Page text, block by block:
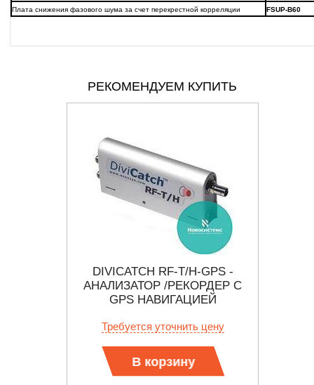
Плата снижения фазового шума за счет перекрестной корреляции
FSUP-B60
РЕКОМЕНДУЕМ КУПИТЬ
DIVICATCH RF-T/H-GPS -
АНАЛИЗАТОР /РЕКОРДЕР С
GPS НАВИГАЦИЕЙ
Требуется уточнить цену
В корзину